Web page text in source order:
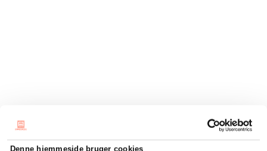
Denne hjemmeside bruger cookies